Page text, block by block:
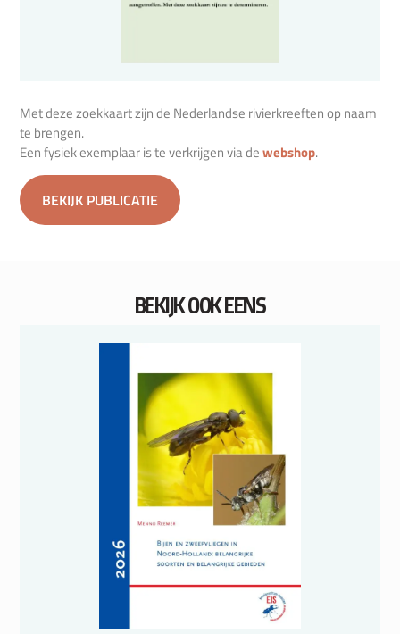
Met deze zoekkaart zijn de Nederlandse rivierkreeften op naam
te brengen.
Een fysiek exemplaar is te verkrijgen via dewebshop.
BEKIJK PUBLICATIE
BEKIJK OOK EENS